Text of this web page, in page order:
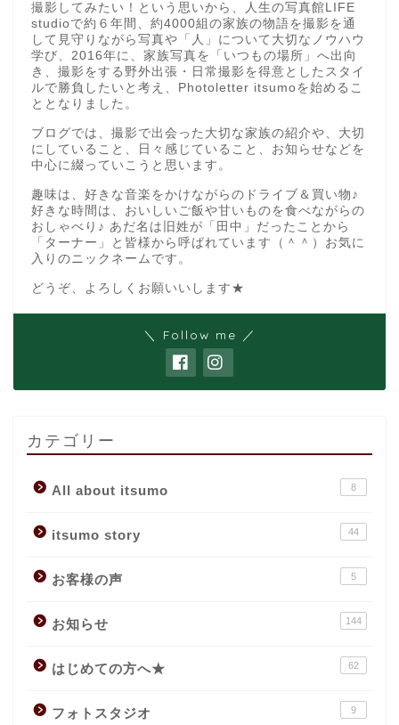
撮影してみたい！という思いから、人生の写真館LIFE
studioで約６年間、約4000組の家族の物語を撮影を通
して見守りながら写真や「人」について大切なノウハウ
学び、2016年に、家族写真を「いつもの場所」へ出向
き、撮影をする野外出張・日常撮影を得意としたスタイ
ルで勝負したいと考え、Photoletter itsumoを始めるこ
ととなりました。
ブログでは、撮影で出会った大切な家族の紹介や、大切
にしていること、日々感じていること、お知らせなどを
中心に綴っていこうと思います。
趣味は、好きな音楽をかけながらのドライブ＆買い物♪
好きな時間は、おいしいご飯や甘いものを食べながらの
おしゃべり♪ あだ名は旧姓が「田中」だったことから
「ターナー」と皆様から呼ばれています（＾＾）お気に
入りのニックネームです。
どうぞ、よろしくお願いいします★
＼ Follow me ／
カテゴリー
All about itsumo 8
itsumo story 44
お客様の声 5
お知らせ 144
はじめての方へ★ 62
フォトスタジオ 9